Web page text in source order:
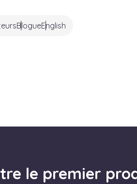
BlogueEnglish
le premier